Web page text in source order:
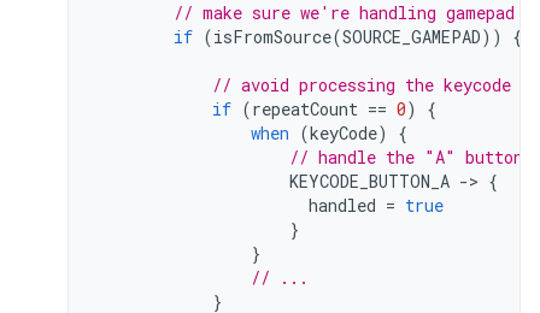
// make sure we're handling gamepad
if (isFromSource(SOURCE_GAMEPAD)) {
// avoid processing the keycode
if (repeatCount == 0)
{
when (keyCode)
{
// handle the "A" button
KEYCODE_BUTTON_A -> {
handled = true
}
}
// ...
}